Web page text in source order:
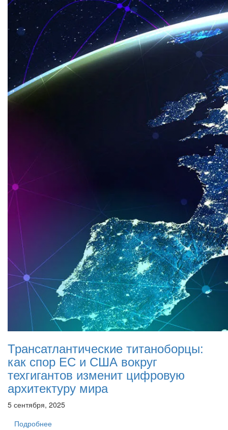
Трансатлантические титаноборцы:
как спор ЕС и США вокруг
техгигантов изменит цифровую
архитектуру мира
5 сентября, 2025
Подробнее